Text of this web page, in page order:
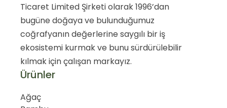
Ticaret Limited Şirketi olarak 1996’dan
bugüne doğaya ve bulunduğumuz
coğrafyanın değerlerine saygılı bir iş
ekosistemi kurmak ve bunu sürdürülebilir
kılmak için çalışan markayız.
Ürünler
Ağaç